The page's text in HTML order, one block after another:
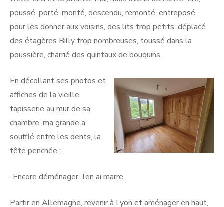
poussé, porté, monté, descendu, remonté, entreposé,
pour les donner aux voisins, des lits trop petits, déplacé
des étagères Billy trop nombreuses, toussé dans la
poussière, charrié des quintaux de bouquins.
En décollant ses photos et
affiches de la vieille
tapisserie au mur de sa
chambre, ma grande a
soufflé entre les dents, la
tête penchée :
-Encore déménager. J’en ai marre.
Partir en Allemagne, revenir à Lyon et aménager en haut,